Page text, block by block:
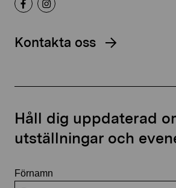
Kontakta oss
Håll dig uppdaterad
utställningar och
Förnamn